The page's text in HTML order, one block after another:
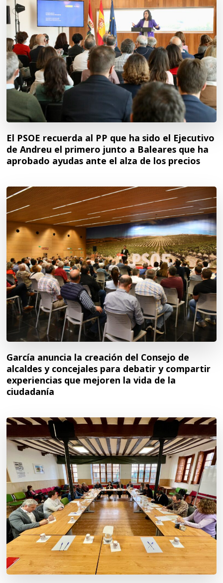
El PSOE recuerda al PP que ha sido el Ejecutivo
de Andreu el primero junto a Baleares que ha
aprobado ayudas ante el alza de los precios
García anuncia la creación del Consejo de
alcaldes y concejales para debatir y compartir
experiencias que mejoren la vida de la
ciudadanía